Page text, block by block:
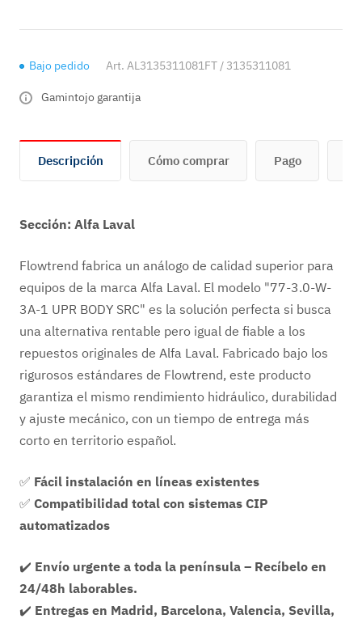
Bajo pedido Art. AL3135311081FT / 3135311081
Gamintojo garantija
Descripción Cómo comprar Pago
Sección: Alfa Laval
Flowtrend fabrica un análogo de calidad superior para
equipos de la marca Alfa Laval. El modelo "77-3.0-W-
3A-1 UPR BODY SRC" es la solución perfecta si busca
una alternativa rentable pero igual de fiable a los
repuestos originales de Alfa Laval. Fabricado bajo los
rigurosos estándares de Flowtrend, este producto
garantiza el mismo rendimiento hidráulico, durabilidad
y ajuste mecánico, con un tiempo de entrega más
corto en territorio español.
✅ Fácil instalación en líneas existentes
✅ Compatibilidad total con sistemas CIP
automatizados
✔️ Envío urgente a toda la península – Recíbelo en
24/48h laborables.
✔️ Entregas en Madrid, Barcelona, Valencia, Sevilla,